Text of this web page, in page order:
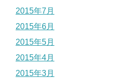
2015年7月
2015年6月
2015年5月
2015年4月
2015年3月